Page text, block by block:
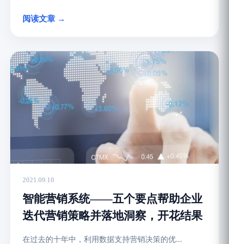
阅读文章 →
2021.09.10
智能营销系统——五个要点帮助企业
迭代营销策略并落地洞察，开花结果
在过去的十年中，利用数据支持营销决策的优...